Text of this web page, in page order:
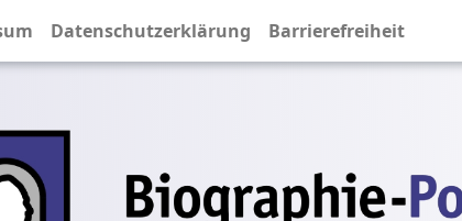
Datenschutzerklärung Barrierefreiheit